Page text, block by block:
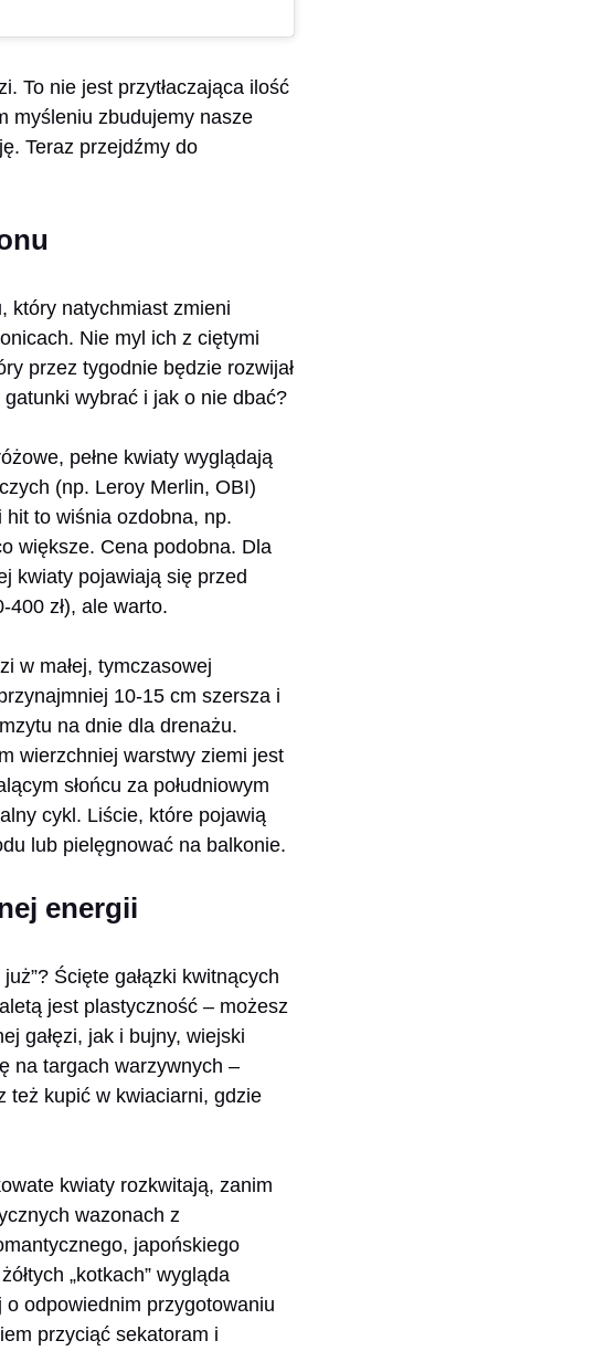
To nie jest przytłaczająca ilość
myśleniu zbudujemy nasze
Teraz przejdźmy do
który natychmiast zmieni
Nie myl ich z ciętymi
przez tygodnie będzie rozwijał
gatunki wybrać i jak o nie dbać?
pełne kwiaty wyglądają
(np. Leroy Merlin, OBI)
to wiśnia ozdobna, np.
większe. Cena podobna. Dla
kwiaty pojawiają się przed
zł), ale warto.
w małej, tymczasowej
10-15 cm szersza i
na dnie dla drenażu.
wierzchniej warstwy ziemi jest
słońcu za południowym
cykl. Liście, które pojawią
lub pielęgnować na balkonie.
energii
Ścięte gałązki kwitnących
jest plastyczność – możesz
gałęzi, jak i bujny, wiejski
na targach warzywnych –
też kupić w kwiaciarni, gdzie
kwiaty rozkwitają, zanim
wazonach z
japońskiego
„kotkach” wygląda
odpowiednim przygotowaniu
przyciąć sekatoram i